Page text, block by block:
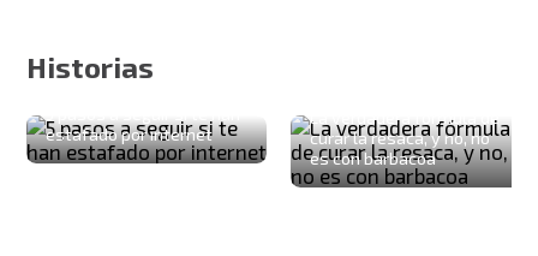
Historias
estafado por internet
La verdadera fórmula de
curar la resaca, y no, no
es con barbacoa